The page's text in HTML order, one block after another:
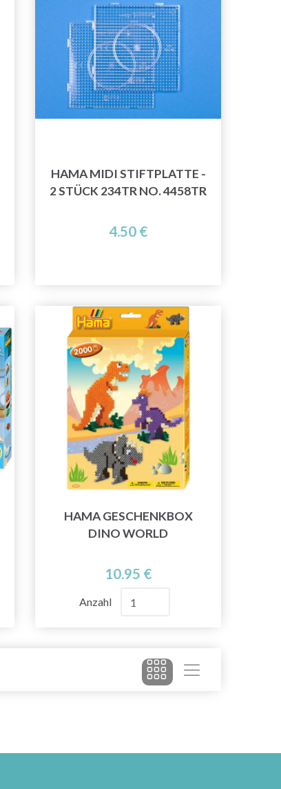
HAMA MIDI STIFTPLATTE -
2 STÜCK 234TR NO. 4458TR
4.50 €
HAMA GESCHENKBOX
DINO WORLD
10.95 €
Anzahl